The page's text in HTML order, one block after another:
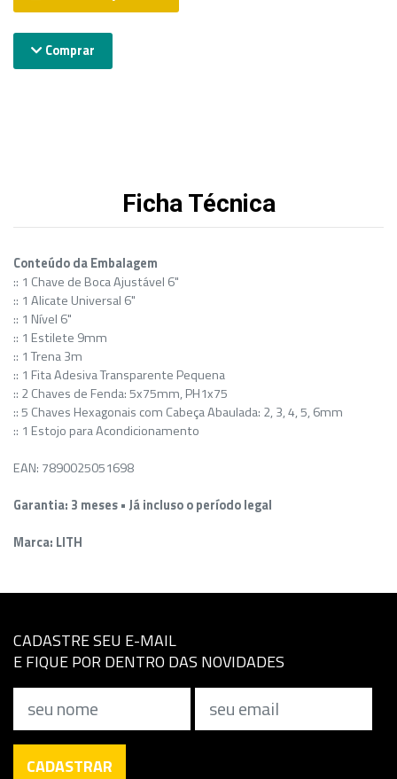
Comprar
Ficha Técnica
Conteúdo da Embalagem
:: 1 Chave de Boca Ajustável 6"
:: 1 Alicate Universal 6"
:: 1 Nível 6"
:: 1 Estilete 9mm
:: 1 Trena 3m
:: 1 Fita Adesiva Transparente Pequena
:: 2 Chaves de Fenda: 5x75mm, PH1x75
:: 5 Chaves Hexagonais com Cabeça Abaulada: 2, 3, 4, 5, 6mm
:: 1 Estojo para Acondicionamento
EAN: 7890025051698
Garantia: 3 meses • Já incluso o período legal
Marca: LITH
CADASTRE SEU E-MAIL
E FIQUE POR DENTRO DAS NOVIDADES
CADASTRAR